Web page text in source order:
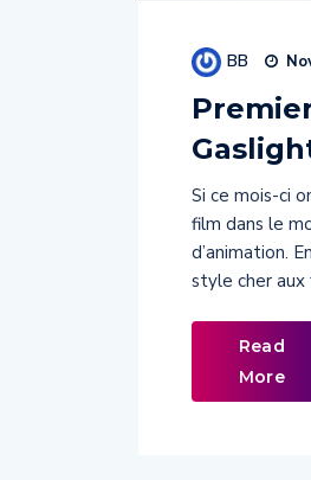
BB
Si ce mois-ci
film dans le
d’animation.
style cher
Read
More